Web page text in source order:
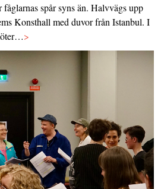
spår syns än. Halvvägs upp
Konsthall med duvor från Istanbul. I
>